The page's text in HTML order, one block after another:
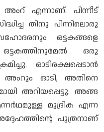
എന്നാണ്. പിന്നീട്
തിനു പിന്നിലൊരു
ഒട്ടകങ്ങളെ
ഒരു
ഓടിരക്ഷപ്പെടാന്‍
അംറും ഓടി, അതിനെ
അറിയപ്പെട്ടു. അങ്ങ
മുദ്രിക എന്ന
പുത്രനാണ്